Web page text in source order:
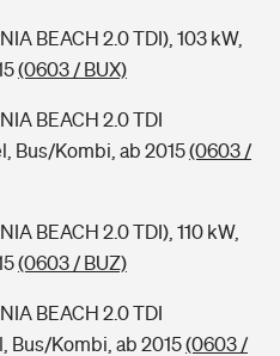
BEACH 2.0 TDI), 103 kW,
(0603 / BUX)
BEACH 2.0 TDI
Bus/Kombi, ab 2015(0603 /
BEACH 2.0 TDI), 110 kW,
(0603 / BUZ)
BEACH 2.0 TDI
Bus/Kombi, ab 2015(0603 /